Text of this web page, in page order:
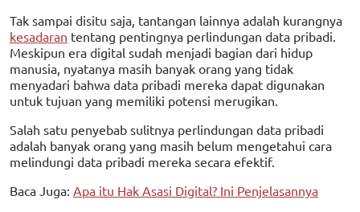
Tak sampai disitu saja, tantangan lainnya adalah kurangnya
kesadaran tentang pentingnya perlindungan data pribadi.
Meskipun era digital sudah menjadi bagian dari hidup
manusia, nyatanya masih banyak orang yang tidak
menyadari bahwa data pribadi mereka dapat digunakan
untuk tujuan yang memiliki potensi merugikan.
Salah satu penyebab sulitnya perlindungan data pribadi
adalah banyak orang yang masih belum mengetahui cara
melindungi data pribadi mereka secara efektif.
Baca Juga: Apa itu Hak Asasi Digital? Ini Penjelasannya